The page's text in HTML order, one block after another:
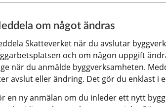
om något ändras
Skatteverket när du avslutar
och om någon uppgift
när du anmälde byggverksamheten.
avslut eller ändring. Det gör du enklast i
en ny anmälan om du inleder ett nytt